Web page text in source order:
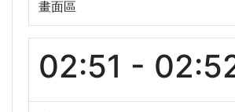
畫面區
02:51 -